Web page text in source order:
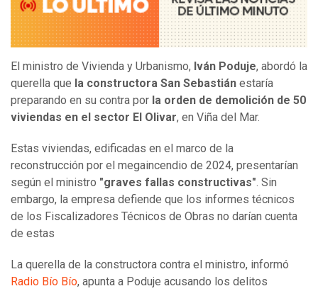
El ministro de Vivienda y Urbanismo, Iván Poduje, abordó la
querella que la constructora San Sebastián estaría
preparando en su contra por la orden de demolición de 50
viviendas en el sector El Olivar, en Viña del Mar.
Estas viviendas, edificadas en el marco de la
reconstrucción por el megaincendio de 2024, presentarían
según el ministro "graves fallas constructivas". Sin
embargo, la empresa defiende que los informes técnicos
de los Fiscalizadores Técnicos de Obras no darían cuenta
de estas
La querella de la constructora contra el ministro, informó
Radio Bío Bío, apunta a Poduje acusando los delitos